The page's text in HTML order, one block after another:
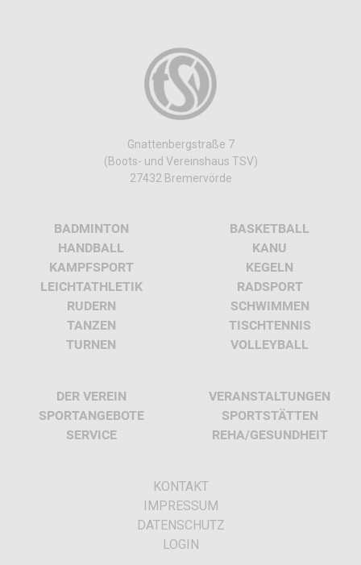
Gnattenbergstraße 7
(Boots- und Vereinshaus TSV)
27432 Bremervörde
BADMINTON
BASKETBALL
HANDBALL
KANU
KAMPFSPORT
KEGELN
LEICHTATHLETIK
RADSPORT
RUDERN
SCHWIMMEN
TANZEN
TISCHTENNIS
TURNEN
VOLLEYBALL
DER VEREIN
VERANSTALTUNGEN
SPORTANGEBOTE
SPORTSTÄTTEN
SERVICE
REHA/GESUNDHEIT
KONTAKT
IMPRESSUM
DATENSCHUTZ
LOGIN